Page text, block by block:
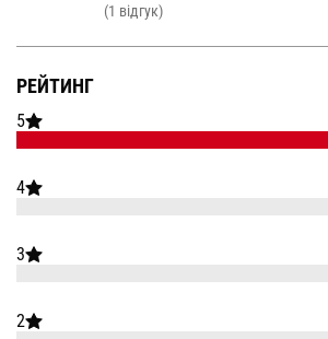
РЕЙТИНГ
5
4
3
2
(1 відгук)